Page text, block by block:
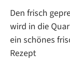
Den frisch
wird in die
ein schönes
Rezept